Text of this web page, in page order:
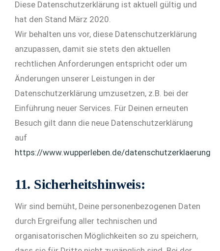
Diese Datenschutzerklärung ist aktuell gültig und
hat den Stand März 2020.
Wir behalten uns vor, diese Datenschutzerklärung
anzupassen, damit sie stets den aktuellen
rechtlichen Anforderungen entspricht oder um
Änderungen unserer Leistungen in der
Datenschutzerklärung umzusetzen, z.B. bei der
Einführung neuer Services. Für Deinen erneuten
Besuch gilt dann die neue Datenschutzerklärung
auf
https://www.wupperleben.de/datenschutzerklaerung/
11. Sicherheitshinweis:
Wir sind bemüht, Deine personenbezogenen Daten
durch Ergreifung aller technischen und
organisatorischen Möglichkeiten so zu speichern,